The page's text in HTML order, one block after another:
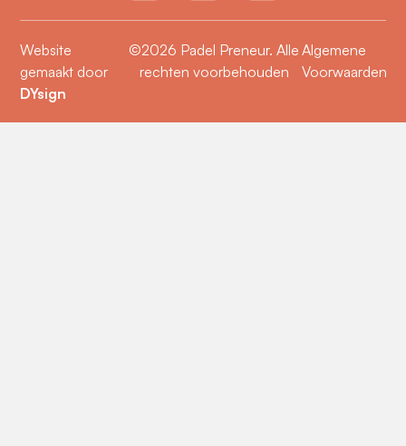
Website
gemaakt door
DYsign
©2026 Padel Preneur. Alle
rechten voorbehouden
Algemene
Voorwaarden